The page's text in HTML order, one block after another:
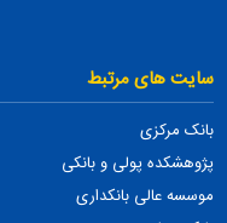
سایت های مرتبط
بانک مرکزی
پژوهشکده پولی و بانکی
موسسه عالی بانکداری